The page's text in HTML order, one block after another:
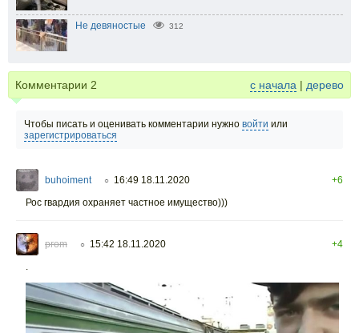
Не девяностые 312
Комментарии 2 с начала | дерево
Чтобы писать и оценивать комментарии нужно войти или
зарегистрироваться
buhoiment ○ 16:49 18.11.2020
+6
Рос гвардия охраняет частное имущество)))
prom ○ 15:42 18.11.2020
+4
.